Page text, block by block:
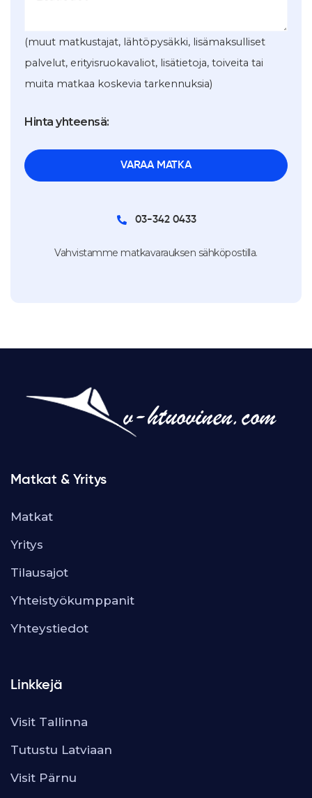
(muut matkustajat, lähtöpysäkki, lisämaksulliset
palvelut, erityisruokavaliot, lisätietoja, toiveita tai
muita matkaa koskevia tarkennuksia)
Hinta yhteensä:
03-342 0433
Vahvistamme matkavarauksen sähköpostilla.
Matkat & Yritys
Matkat
Yritys
Tilausajot
Yhteistyökumppanit
Yhteystiedot
Linkkejä
Visit Tallinna
Tutustu Latviaan
Visit Pärnu